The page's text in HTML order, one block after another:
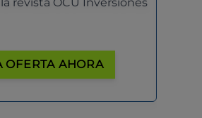
OFERTA AHORA